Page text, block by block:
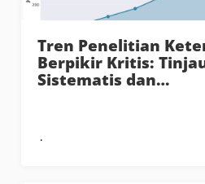
Tren Penelitian
Berpikir Kritis:
Sistematis dan…